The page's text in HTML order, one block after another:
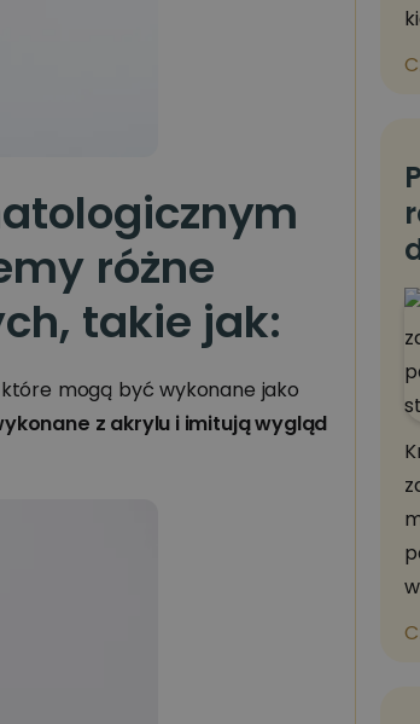
różne
takie jak:
mogą być wykonane jako
z akrylu i imitują wygląd